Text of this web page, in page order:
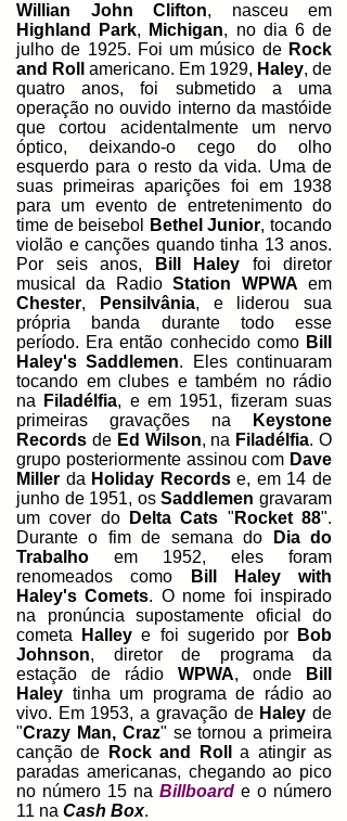
Willian John Clifton, nasceu em
Highland Park, Michigan, no dia 6 de
julho de 1925. Foi um músico de Rock
and Roll
americano. Em 1929, Haley, de
quatro anos, foi submetido a uma
operação no ouvido interno da mastóide
que cortou acidentalmente um nervo
óptico, deixando-o cego do olho
esquerdo para o resto da vida. Uma de
suas primeiras aparições foi em 1938
para um evento de entretenimento do
time de beisebol
Bethel Junior, tocando
violão e canções quando tinha 13 anos.
Por seis anos,
Bill Haley foi diretor
musical da RadioStation WPWA em
Chester, Pensilvânia, e liderou sua
própria banda durante todo esse
período. Era então conhecido como Bill
Haley's Saddlemen. Eles continuaram
tocando em clubes e também no rádio
na
Filadélfia, e em 1951, fizeram suas
primeiras gravações na
Keystone
Records de Ed Wilson, na Filadélfia. O
grupo posteriormente assinou com Dave
Miller da Holiday Recordse, em 14 de
junho de 1951, osSaddlemen gravaram
um cover do
Delta Cats " Rocket 88".
Durante o fim de semana do
Dia do
Trabalho em 1952, eles foram
renomeados como
Bill Haley with
Haley's Comets. O nome foi inspirado
na pronúncia supostamente oficial do
cometa
Halley e foi sugerido por
Bob
Johnson, diretor de programa da
estação de rádio WPWA, onde
Bill
Haley tinha um programa de rádio ao
vivo. Em 1953, a gravação de Haley de
"Crazy Man, Craz" se tornou a primeira
canção de
Rock and Rolla atingir as
paradas americanas, chegando ao pico
no número 15 na Billboard e o número
11 na Cash Box.